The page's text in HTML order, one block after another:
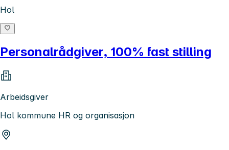
Hol
Personalrådgiver, 100% fast stilling
Arbeidsgiver
Hol kommune HR og organisasjon